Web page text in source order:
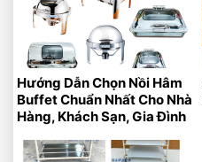
Hướng Dẫn Chọn Nồi Hâm
Buffet Chuẩn Nhất Cho Nhà
Hàng, Khách Sạn, Gia Đình